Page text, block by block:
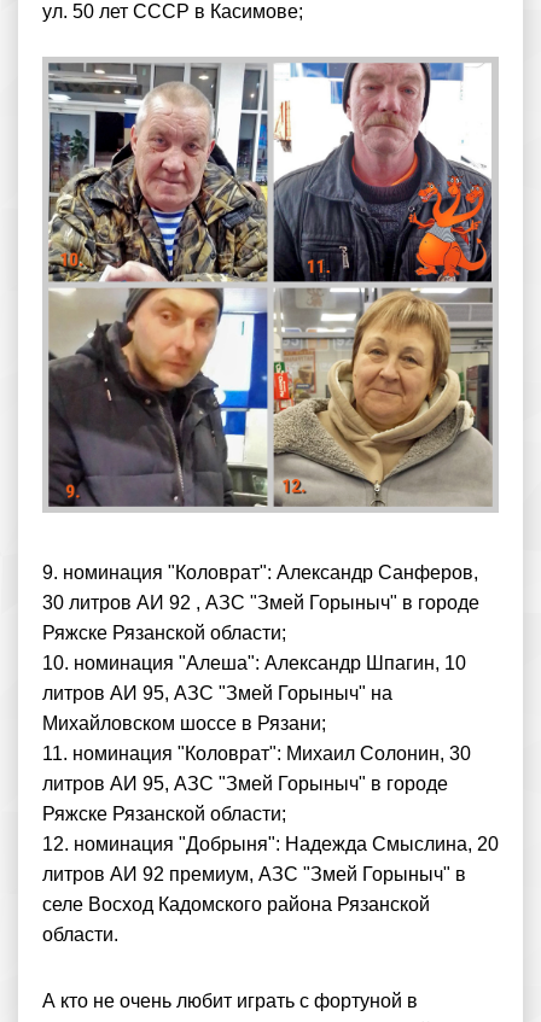
ул. 50 лет СССР в Касимове;
9. номинация "Коловрат": Александр Санферов,
30 литров АИ 92 , АЗС "Змей Горыныч" в городе
Ряжске Рязанской области;
10. номинация "Алеша": Александр Шпагин, 10
литров АИ 95, АЗС "Змей Горыныч" на
Михайловском шоссе в Рязани;
11. номинация "Коловрат": Михаил Солонин, 30
литров АИ 95, АЗС "Змей Горыныч" в городе
Ряжске Рязанской области;
12. номинация "Добрыня": Надежда Смыслина, 20
литров АИ 92 премиум, АЗС "Змей Горыныч" в
селе Восход Кадомского района Рязанской
области.
А кто не очень любит играть с фортуной в